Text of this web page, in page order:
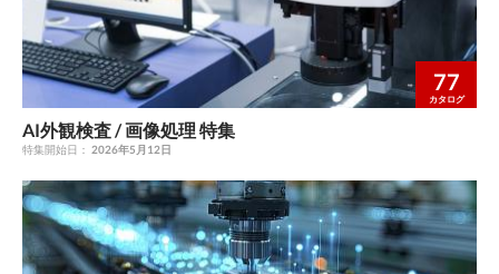
77
カタログ
AI外観検査 / 画像処理 特集
特集開始日： 2026年5月12日